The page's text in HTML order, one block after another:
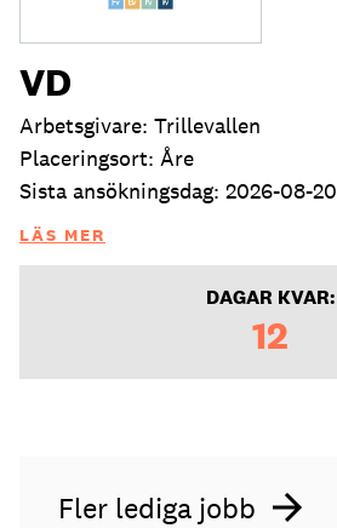
VD
Arbetsgivare: Trillevallen
Placeringsort: Åre
Sista ansökningsdag: 2026-08-20
LÄS MER
DAGAR KVAR:
12
Fler lediga jobb